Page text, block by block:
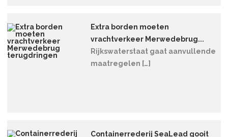
Extra borden moeten
vrachtverkeer Merwedebrug...
Rijkswaterstaat gaat aanvullende
maatregelen […]
Containerrederij SeaLead gooit